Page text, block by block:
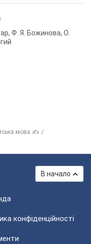
Ф. Я. Божинова, О.
мова ✍
В начало
конфіденційності